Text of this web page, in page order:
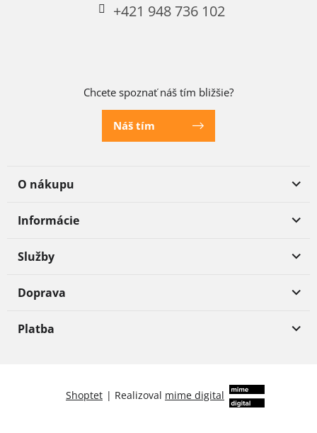
+421 948 736 102
Chcete spoznať náš tím bližšie?
Náš tím
O nákupu
Informácie
Služby
Doprava
Platba
Shoptet | Realizoval mime digital